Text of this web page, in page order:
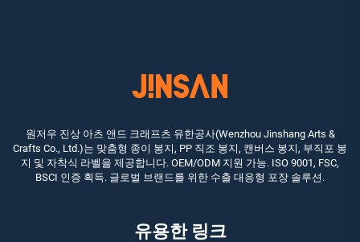
원저우 진상 아츠 앤드 크래프츠 유한공사(Wenzhou Jinshang Arts &
Crafts Co., Ltd.)는 맞춤형 종이 봉지, PP 직조 봉지, 캔버스 봉지, 부직포 봉
지 및 자착식 라벨을 제공합니다. OEM/ODM 지원 가능. ISO 9001, FSC,
BSCI 인증 획득. 글로벌 브랜드를 위한 수출 대응형 포장 솔루션.
유용한 링크